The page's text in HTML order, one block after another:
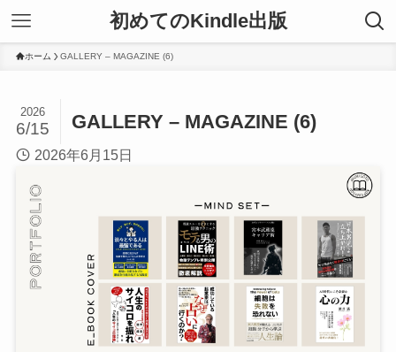
初めてのKindle出版
ホーム GALLERY – MAGAZINE (6)
GALLERY – MAGAZINE (6)
2026
6/15
2026年6月15日